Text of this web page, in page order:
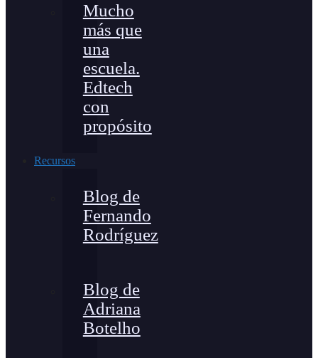
Mucho
más que
una
escuela.
Edtech
con
propósito
Recursos
Blog de
Fernando
Rodríguez
Blog de
Adriana
Botelho